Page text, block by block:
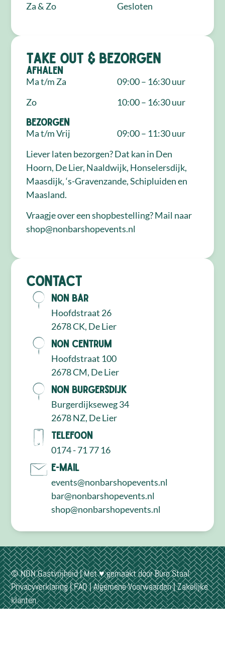
Za & Zo
Gesloten
Take out & bezorgen
Afhalen
Ma t/m Za
Zo
09:00 – 16:30 uur
10:00 – 16:30 uur
Bezorgen
Ma t/m Vrij
09:00 – 11:30 uur
Liever laten bezorgen? Dat kan in Den
Hoorn, De Lier, Naaldwijk, Honselersdijk,
Maasdijk, ‘s-Gravenzande, Schipluiden en
Maasland.
Vraagje over een shopbestelling? Mail naar
shop@nonbarshopevents.nl
Contact
NON Bar
Hoofdstraat 26
2678 CK, De Lier
NON Centrum
Hoofdstraat 100
2678 CM, De Lier
NON Burgersdijk
Burgerdijkseweg 34
2678 NZ, De Lier
Telefoon
0174 - 71 77 16
E-mail
events@nonbarshopevents.nl
bar@nonbarshopevents.nl
shop@nonbarshopevents.nl
© NON Gastvrijheid | Met ♥ gemaakt doorBuro Staal
Privacyverklaring|FAQ|Algemene Voorwaarden|Zakelijke
klanten